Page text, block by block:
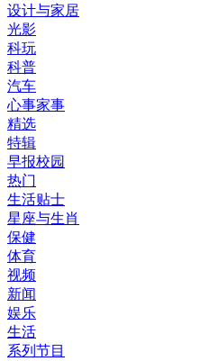
设计与家居
光影
科玩
科普
汽车
心事家事
精选
特辑
早报校园
热门
生活贴士
星座与生肖
保健
体育
视频
新闻
娱乐
生活
系列节目